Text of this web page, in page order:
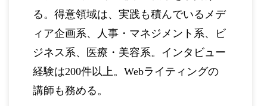
る。得意領域は、実践も積んでいるメデ
ィア企画系、人事・マネジメント系、ビ
ジネス系、医療・美容系。インタビュー
経験は200件以上。Webライティングの
講師も務める。